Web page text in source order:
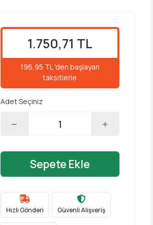
1.750,71 TL
196,95 TL 'den başlayan
taksitlerle
Adet Seçiniz
Sepete Ekle
Hızlı Gönderi Güvenli Alışveriş